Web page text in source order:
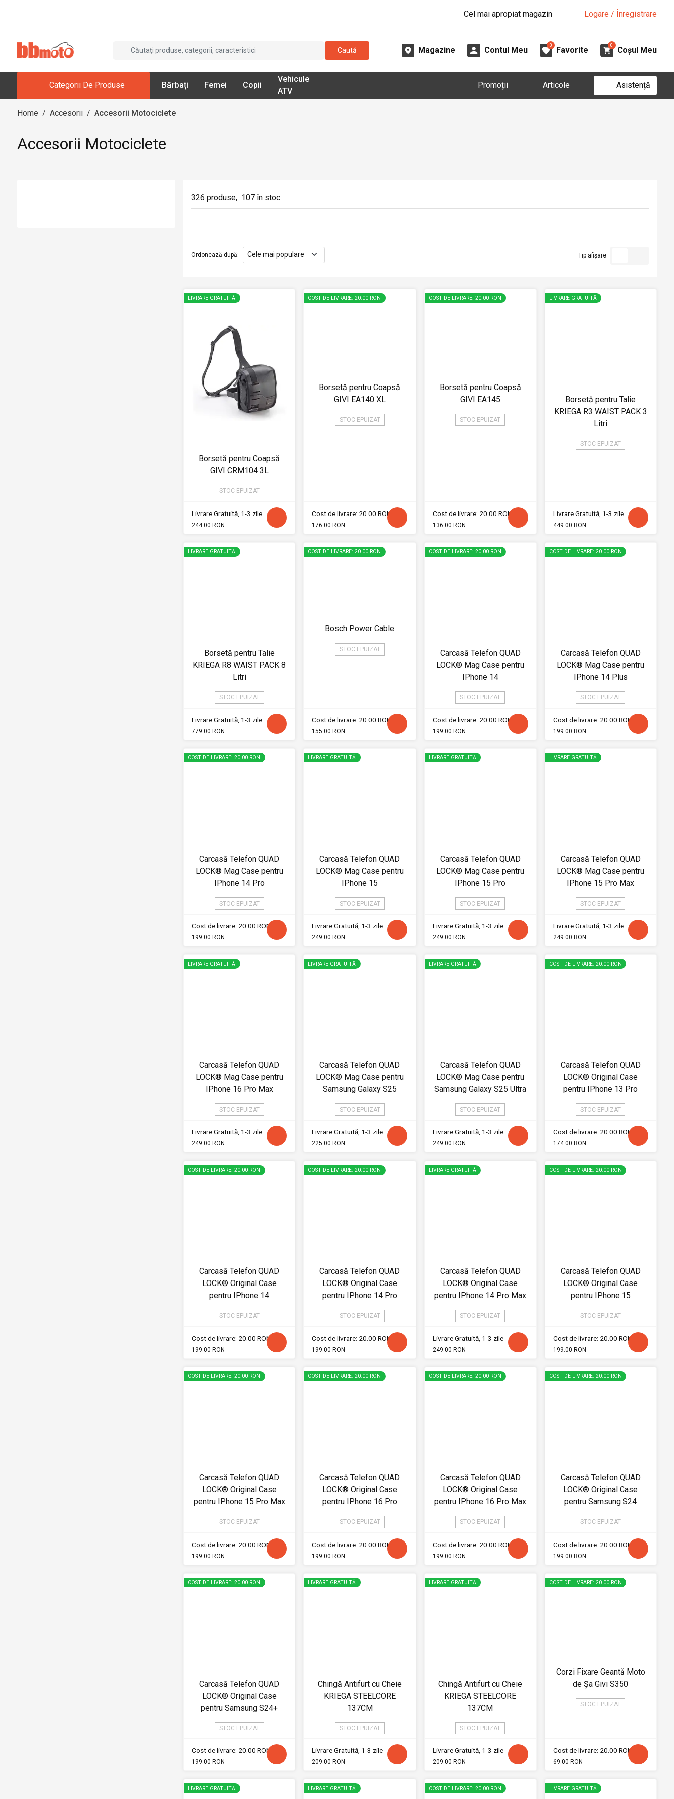
Cel mai apropiat magazin Logare / Înregistrare
Caută Magazine Contul Meu
0
Favorite
0
Coșul Meu
Categorii De Produse Bărbați Femei Copii
Vehicule
ATV
Promoții Articole Asistență
Home / Accesorii / Accesorii Motociclete
Accesorii Motociclete
326 produse, 107 în stoc
Ordonează după: Tip afișare
LIVRARE GRATUITĂ
Borsetă pentru Coapsă
GIVI CRM104 3L
STOC EPUIZAT
Livrare Gratuită, 1-3 zile
244.00 RON
COST DE LIVRARE: 20.00 RON
Borsetă pentru Coapsă
GIVI EA140 XL
STOC EPUIZAT
Cost de livrare: 20.00 RON
176.00 RON
COST DE LIVRARE: 20.00 RON
Borsetă pentru Coapsă
GIVI EA145
STOC EPUIZAT
Cost de livrare: 20.00 RON
136.00 RON
LIVRARE GRATUITĂ
Borsetă pentru Talie
KRIEGA R3 WAIST PACK 3
Litri
STOC EPUIZAT
Livrare Gratuită, 1-3 zile
449.00 RON
LIVRARE GRATUITĂ
Borsetă pentru Talie
KRIEGA R8 WAIST PACK 8
Litri
STOC EPUIZAT
Livrare Gratuită, 1-3 zile
779.00 RON
COST DE LIVRARE: 20.00 RON
Bosch Power Cable
STOC EPUIZAT
Cost de livrare: 20.00 RON
155.00 RON
COST DE LIVRARE: 20.00 RON
Carcasă Telefon QUAD
LOCK® Mag Case pentru
IPhone 14
STOC EPUIZAT
Cost de livrare: 20.00 RON
199.00 RON
COST DE LIVRARE: 20.00 RON
Carcasă Telefon QUAD
LOCK® Mag Case pentru
IPhone 14 Plus
STOC EPUIZAT
Cost de livrare: 20.00 RON
199.00 RON
COST DE LIVRARE: 20.00 RON
Carcasă Telefon QUAD
LOCK® Mag Case pentru
IPhone 14 Pro
STOC EPUIZAT
Cost de livrare: 20.00 RON
199.00 RON
LIVRARE GRATUITĂ
Carcasă Telefon QUAD
LOCK® Mag Case pentru
IPhone 15
STOC EPUIZAT
Livrare Gratuită, 1-3 zile
249.00 RON
LIVRARE GRATUITĂ
Carcasă Telefon QUAD
LOCK® Mag Case pentru
IPhone 15 Pro
STOC EPUIZAT
Livrare Gratuită, 1-3 zile
249.00 RON
LIVRARE GRATUITĂ
Carcasă Telefon QUAD
LOCK® Mag Case pentru
IPhone 15 Pro Max
STOC EPUIZAT
Livrare Gratuită, 1-3 zile
249.00 RON
LIVRARE GRATUITĂ
Carcasă Telefon QUAD
LOCK® Mag Case pentru
IPhone 16 Pro Max
STOC EPUIZAT
Livrare Gratuită, 1-3 zile
249.00 RON
LIVRARE GRATUITĂ
Carcasă Telefon QUAD
LOCK® Mag Case pentru
Samsung Galaxy S25
STOC EPUIZAT
Livrare Gratuită, 1-3 zile
225.00 RON
LIVRARE GRATUITĂ
Carcasă Telefon QUAD
LOCK® Mag Case pentru
Samsung Galaxy S25 Ultra
STOC EPUIZAT
Livrare Gratuită, 1-3 zile
249.00 RON
COST DE LIVRARE: 20.00 RON
Carcasă Telefon QUAD
LOCK® Original Case
pentru IPhone 13 Pro
STOC EPUIZAT
Cost de livrare: 20.00 RON
174.00 RON
COST DE LIVRARE: 20.00 RON
Carcasă Telefon QUAD
LOCK® Original Case
pentru IPhone 14
STOC EPUIZAT
Cost de livrare: 20.00 RON
199.00 RON
COST DE LIVRARE: 20.00 RON
Carcasă Telefon QUAD
LOCK® Original Case
pentru IPhone 14 Pro
STOC EPUIZAT
Cost de livrare: 20.00 RON
199.00 RON
LIVRARE GRATUITĂ
Carcasă Telefon QUAD
LOCK® Original Case
pentru IPhone 14 Pro Max
STOC EPUIZAT
Livrare Gratuită, 1-3 zile
249.00 RON
COST DE LIVRARE: 20.00 RON
Carcasă Telefon QUAD
LOCK® Original Case
pentru IPhone 15
STOC EPUIZAT
Cost de livrare: 20.00 RON
199.00 RON
COST DE LIVRARE: 20.00 RON
Carcasă Telefon QUAD
LOCK® Original Case
pentru IPhone 15 Pro Max
STOC EPUIZAT
Cost de livrare: 20.00 RON
199.00 RON
COST DE LIVRARE: 20.00 RON
Carcasă Telefon QUAD
LOCK® Original Case
pentru IPhone 16 Pro
STOC EPUIZAT
Cost de livrare: 20.00 RON
199.00 RON
COST DE LIVRARE: 20.00 RON
Carcasă Telefon QUAD
LOCK® Original Case
pentru IPhone 16 Pro Max
STOC EPUIZAT
Cost de livrare: 20.00 RON
199.00 RON
COST DE LIVRARE: 20.00 RON
Carcasă Telefon QUAD
LOCK® Original Case
pentru Samsung S24
STOC EPUIZAT
Cost de livrare: 20.00 RON
199.00 RON
COST DE LIVRARE: 20.00 RON
Carcasă Telefon QUAD
LOCK® Original Case
pentru Samsung S24+
STOC EPUIZAT
Cost de livrare: 20.00 RON
199.00 RON
LIVRARE GRATUITĂ
Chingă Antifurt cu Cheie
KRIEGA STEELCORE
137CM
STOC EPUIZAT
Livrare Gratuită, 1-3 zile
209.00 RON
LIVRARE GRATUITĂ
Chingă Antifurt cu Cheie
KRIEGA STEELCORE
137CM
STOC EPUIZAT
Livrare Gratuită, 1-3 zile
209.00 RON
COST DE LIVRARE: 20.00 RON
Corzi Fixare Geantă Moto
de Șa Givi S350
STOC EPUIZAT
Cost de livrare: 20.00 RON
69.00 RON
LIVRARE GRATUITĂ LIVRARE GRATUITĂ COST DE LIVRARE: 20.00 RON LIVRARE GRATUITĂ